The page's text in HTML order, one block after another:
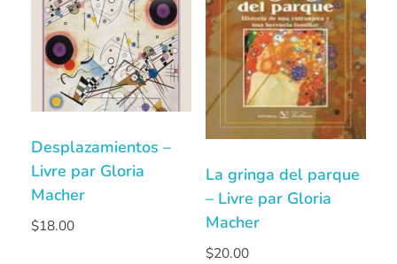
Desplazamientos –
Livre par Gloria
Macher
$18.00
La gringa del parque
– Livre par Gloria
Macher
$20.00